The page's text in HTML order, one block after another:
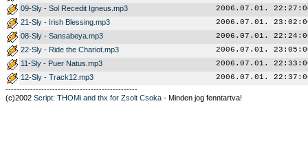
09-Sly - Sol Recedit Igneus.mp3
2006.07.01.
21-Sly - Irish Blessing.mp3
2006.07.01.
08-Sly - Sansabeya.mp3
2006.07.01.
22-Sly - Ride the Chariot.mp3
2006.07.01.
11-Sly - Puer Natus.mp3
2006.07.01.
12-Sly - Track12.mp3
2006.07.01.
------------------------------------------------
(c)2002 Script: THOMi and thx for Zsolt Csoka - Minden jog fenntartva!